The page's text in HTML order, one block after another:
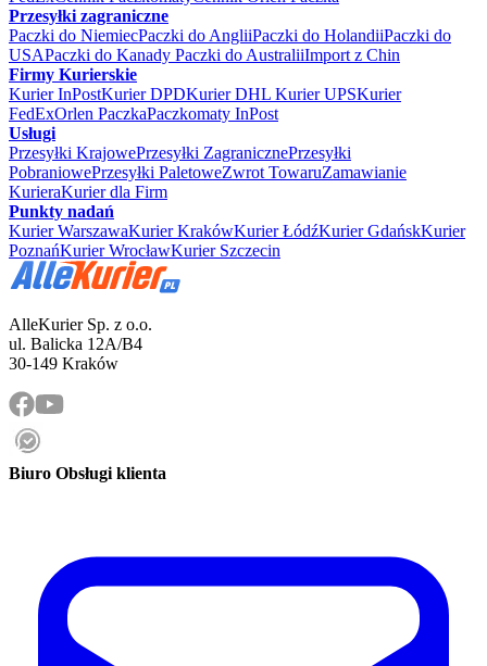
Przesyłki zagraniczne
Paczki do NiemiecPaczki do AngliiPaczki do HolandiiPaczki do
USAPaczki do Kanady Paczki do AustraliiImport z Chin
Firmy Kurierskie
Kurier InPostKurier DPDKurier DHL Kurier UPSKurier
FedExOrlen PaczkaPaczkomaty InPost
Usługi
Przesyłki KrajowePrzesyłki ZagranicznePrzesyłki
PobraniowePrzesyłki PaletoweZwrot TowaruZamawianie
KurieraKurier dla Firm
Punkty nadań
Kurier WarszawaKurier KrakówKurier ŁódźKurier GdańskKurier
PoznańKurier WrocławKurier Szczecin
AlleKurier Sp. z o.o.
ul. Balicka 12A/B4
30-149 Kraków
Biuro Obsługi klienta